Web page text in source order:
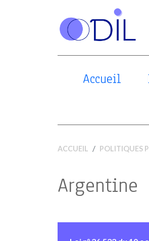
Accueil
ACCUEIL POLITIQUES
Argentine